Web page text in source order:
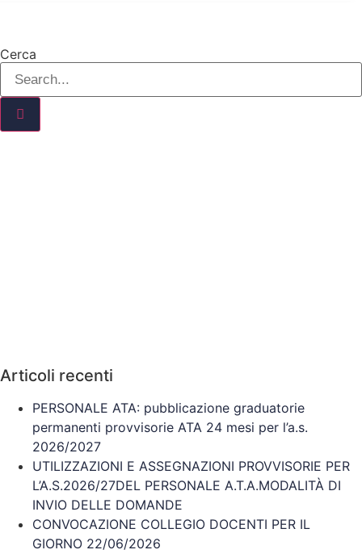
Cerca
Articoli recenti
PERSONALE ATA: pubblicazione graduatorie
permanenti provvisorie ATA 24 mesi per l’a.s.
2026/2027
UTILIZZAZIONI E ASSEGNAZIONI PROVVISORIE PER
L’A.S.2026/27DEL PERSONALE A.T.A.MODALITÀ DI
INVIO DELLE DOMANDE
CONVOCAZIONE COLLEGIO DOCENTI PER IL
GIORNO 22/06/2026